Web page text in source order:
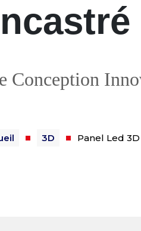
Conception
3D Panel Led